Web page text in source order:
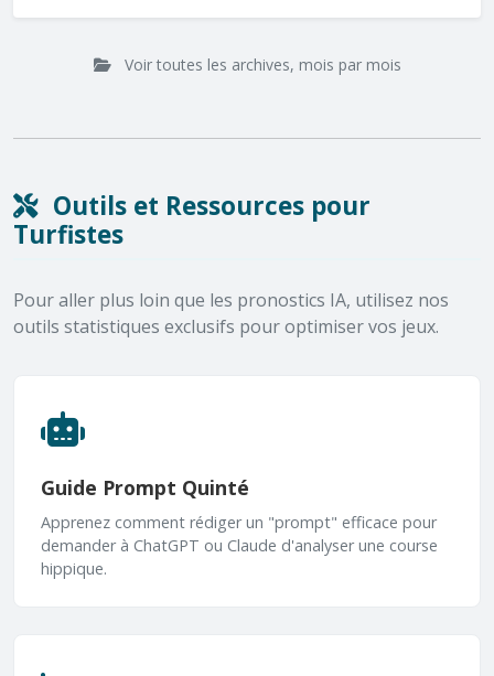
Voir toutes les archives, mois par mois
Outils et Ressources pour
Turfistes
Pour aller plus loin que les pronostics IA, utilisez nos
outils statistiques exclusifs pour optimiser vos jeux.
Guide Prompt Quinté
Apprenez comment rédiger un "prompt" efficace pour
demander à ChatGPT ou Claude d'analyser une course
hippique.